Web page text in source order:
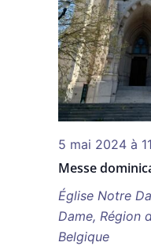
Messe
5 mai 2024 à
Église Notre
Dame, Région
Belgique